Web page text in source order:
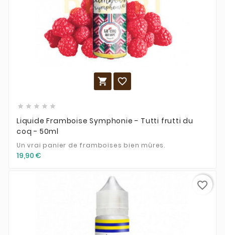
 
    
Liquide Framboise Symphonie - Tutti frutti du
coq - 50ml
Un vrai panier de framboises bien mûres.
19,90 €
favorite_border